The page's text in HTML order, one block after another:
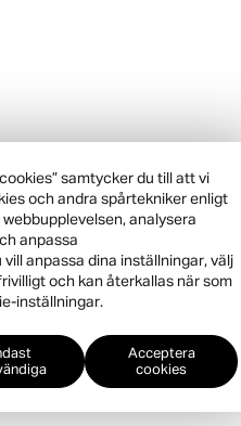
samtycker du till att vi
och andra spårtekniker enligt
analysera
anpassa
anpassa dina inställningar, välj
och kan återkallas när som
inställningar.
Acceptera
cookies